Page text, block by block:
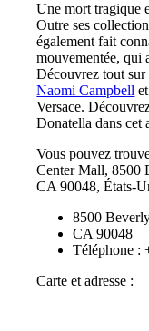
Une mort tragique
Outre ses
également fait
mouvementée, qui
Découvrez tout
Naomi Campbell
Versace.
Donatella dans cet
Vous pouvez
Center Mall, 8500
CA 90048, États-
8500
CA 90048
Téléphone :
Carte et adresse :